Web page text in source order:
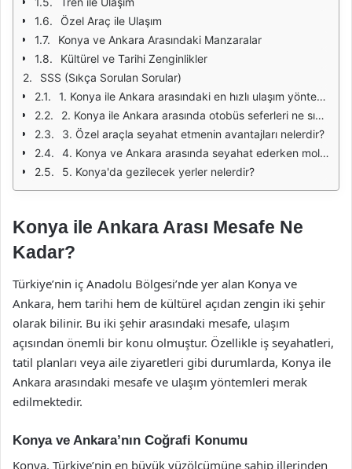
Özel Araç ile Ulaşım
Konya ve Ankara Arasındaki Manzaralar
Kültürel ve Tarihi Zenginlikler
SSS (Sıkça Sorulan Sorular)
1. Konya ile Ankara arasındaki en hızlı ulaşım yöntemi hangisidir?
2. Konya ile Ankara arasında otobüs seferleri ne sıklıkla düzenlenmektedir?
3. Özel araçla seyahat etmenin avantajları nelerdir?
4. Konya ve Ankara arasında seyahat ederken mola verebileceğim yerler nerelerdir?
5. Konya'da gezilecek yerler nelerdir?
Konya ile Ankara Arası Mesafe Ne
Kadar?
Türkiye’nin iç Anadolu Bölgesi’nde yer alan Konya ve
Ankara, hem tarihi hem de kültürel açıdan zengin iki şehir
olarak bilinir. Bu iki şehir arasındaki mesafe, ulaşım
açısından önemli bir konu olmuştur. Özellikle iş seyahatleri,
tatil planları veya aile ziyaretleri gibi durumlarda, Konya ile
Ankara arasındaki mesafe ve ulaşım yöntemleri merak
edilmektedir.
Konya ve Ankara’nın Coğrafi Konumu
Konya, Türkiye’nin en büyük yüzölçümüne sahip illerinden